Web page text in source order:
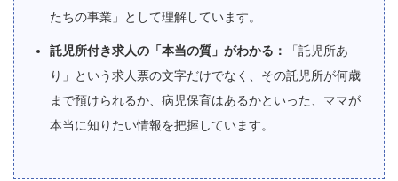
たちの事業」として理解しています。
託児所付き求人の「本当の質」がわかる：
「託児所あ
り」という求人票の文字だけでなく、その託児所が何歳
まで預けられるか、病児保育はあるかといった、ママが
本当に知りたい情報を把握しています。